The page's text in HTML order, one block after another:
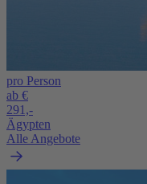
pro Person
ab €
291,-
Ägypten
Alle Angebote